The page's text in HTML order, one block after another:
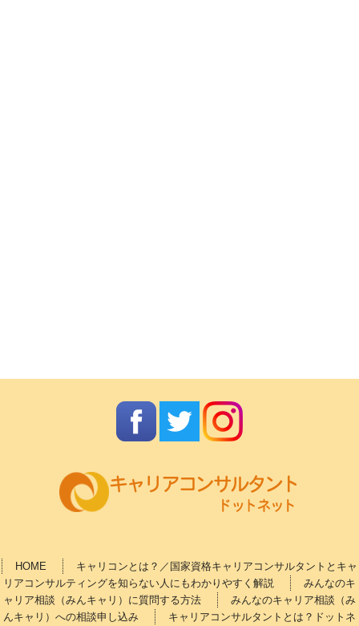
HOME
キャリコンとは？／国家資格キャリアコンサルタントとキャ
リアコンサルティングを知らない人にもわかりやすく解説
みんなのキ
ャリア相談（みんキャリ）に質問する方法
みんなのキャリア相談（み
んキャリ）への相談申し込み
キャリアコンサルタントとは？ドットネ